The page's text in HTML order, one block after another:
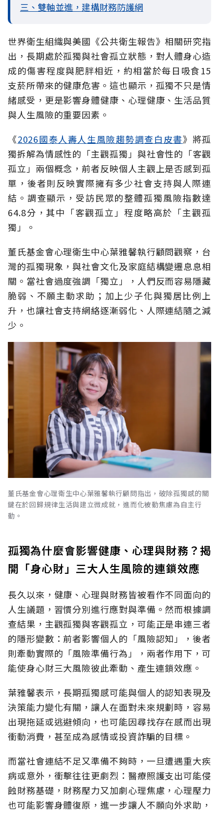
三、雙軸並進，建構財務防護網
世界衛生組織與美國《公共衛生報告》相關研究指
出，長期處於孤獨與社會孤立狀態，對人體身心造
成的傷害程度與肥胖相近，約相當於每日吸食15
支菸所帶來的健康危害。這也顯示，孤獨不只是情
緒感受，更是影響身體健康、心理健康、生活品質
與人生風險的重要因素。
《2026國泰人壽人生風險趨勢調查白皮書》將孤
獨拆解為情感性的「主觀孤獨」與社會性的「客觀
孤立」兩個概念，前者反映個人主觀上是否感到孤
單，後者則反映實際擁有多少社會支持與人際連
結。調查顯示，受訪民眾的整體孤獨風險指數達
64.8分，其中「客觀孤立」程度略高於「主觀孤
獨」。
董氏基金會心理衛生中心葉雅馨執行顧問觀察，台
灣的孤獨現象，與社會文化及家庭結構變遷息息相
關。當社會過度強調「獨立」，人們反而容易隱藏
脆弱、不願主動求助；加上少子化與獨居比例上
升，也讓社會支持網絡逐漸弱化、人際連結隨之減
少。
董氏基金會心理衛生中心葉雅馨執行顧問指出，破除孤獨感的關
鍵在於回歸規律生活與建立微成就，進而化被動焦慮為自主行
動。
孤獨為什麼會影響健康、心理與財務？揭
開「身心財」三大人生風險的連鎖效應
長久以來，健康、心理與財務皆被看作不同面向的
人生議題，習慣分別進行應對與準備。然而根據調
查結果，主觀孤獨與客觀孤立，可能正是串連三者
的隱形變數：前者影響個人的「風險認知 」，後者
則牽動實際的「風險準備行為」，兩者作用下，可
能使身心財三大風險彼此牽動、產生連鎖效應。
葉雅馨表示，長期孤獨感可能與個人的認知表現及
決策能力變化有關，讓人在面對未來規劃時，容易
出現拖延或逃避傾向，也可能因尋找存在感而出現
衝動消費，甚至成為感情或投資詐騙的目標。
而當社會連結不足又準備不夠時，一旦遭遇重大疾
病或意外，衝擊往往更劇烈：醫療照護支出可能侵
蝕財務基礎，財務壓力又加劇心理焦慮，心理壓力
也可能影響身體復原，進一步讓人不願向外求助，